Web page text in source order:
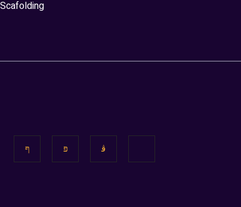
Scafolding